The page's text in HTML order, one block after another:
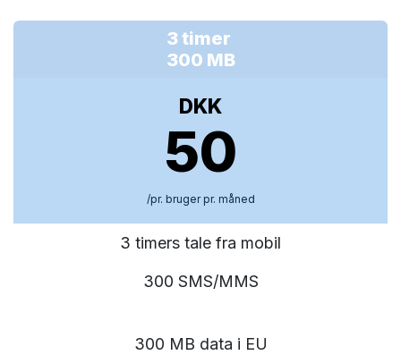
3 timer
300 MB
DKK
50
/pr. bruger pr. måned
3 timers tale fra mobil
300 SMS/MMS
300 MB data i EU